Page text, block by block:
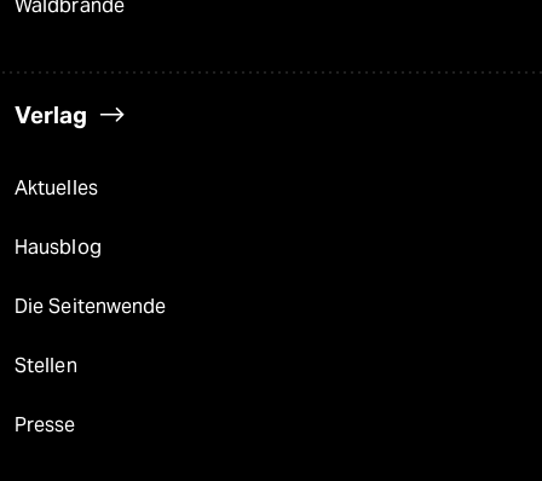
Waldbrände
Verlag
Aktuelles
Hausblog
Die Seitenwende
Stellen
Presse